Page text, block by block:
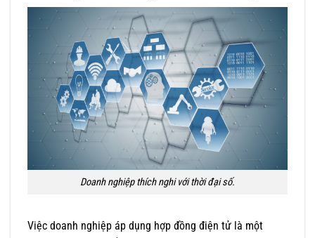
Doanh nghiệp thích nghi với thời đại số.
Việc doanh nghiệp áp dụng hợp đồng điện tử là một